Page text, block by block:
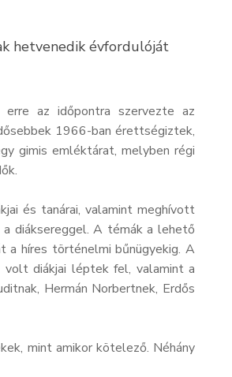
hetvenedik évfordulóját
az időpontra szervezte az
1966-ban érettségiztek,
gimis emléktárat, melyben régi
és tanárai, valamint meghívott
diáksereggel. A témák a lehető
a híres történelmi bűnügyekig. A
volt diákjai léptek fel, valamint a
Hermán Norbertnek, Erdős
mint amikor kötelező. Néhány